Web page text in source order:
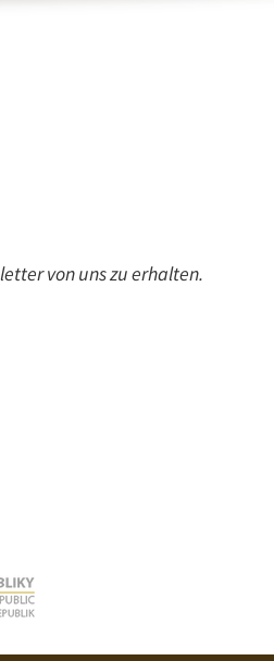
von uns zu erhalten.